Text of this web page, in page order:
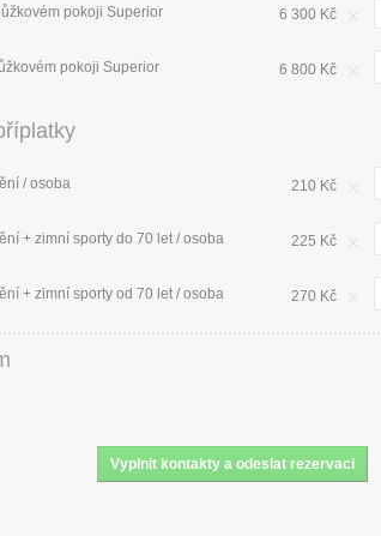
pokoji Superior 6 300 Kč
pokoji Superior 6 800 Kč
/ osoba 210 Kč
+ zimní sporty do 70 let / osoba 225 Kč
+ zimní sporty od 70 let / osoba 270 Kč